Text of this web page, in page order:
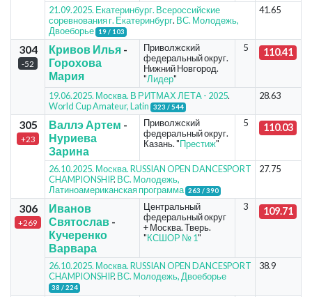
21.09.2025. Екатеринбург. Всероссийские
соревнования г. Екатеринбург. ВС. Молодежь,
Двоеборье
19 / 103
41.65
304
-52
Кривов Илья-
Горохова
Мария
Приволжский
федеральный округ.
Нижний Новгород.
"Лидер"
5 110.41
19.06.2025. Москва. В РИТМАХ ЛЕТА - 2025.
World Cup Amateur, Latin
323 / 544
28.63
305
+23
Валлэ Артем -
Нуриева
Зарина
Приволжский
федеральный округ.
Казань. "Престиж"
5 110.03
26.10.2025. Москва. RUSSIAN OPEN DANCESPORT
CHAMPIONSHIP. ВС. Молодежь,
Латиноамериканская программа 263 / 390
27.75
306
+269
Иванов
Святослав-
Кучеренко
Варвара
Центральный
федеральный округ
+ Москва. Тверь.
"КСШОР № 1"
3 109.71
26.10.2025. Москва. RUSSIAN OPEN DANCESPORT
CHAMPIONSHIP. ВС. Молодежь, Двоеборье
38 / 224
38.9